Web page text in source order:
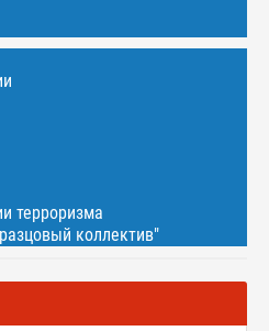
терроризма
коллектив"